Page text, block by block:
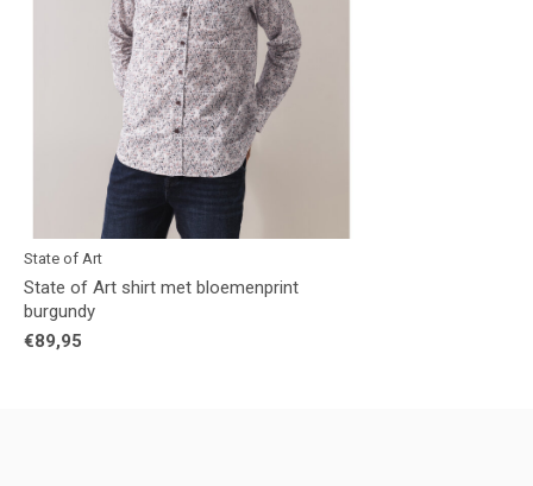
State of Art
State of Art shirt met bloemenprint
burgundy
€89,95